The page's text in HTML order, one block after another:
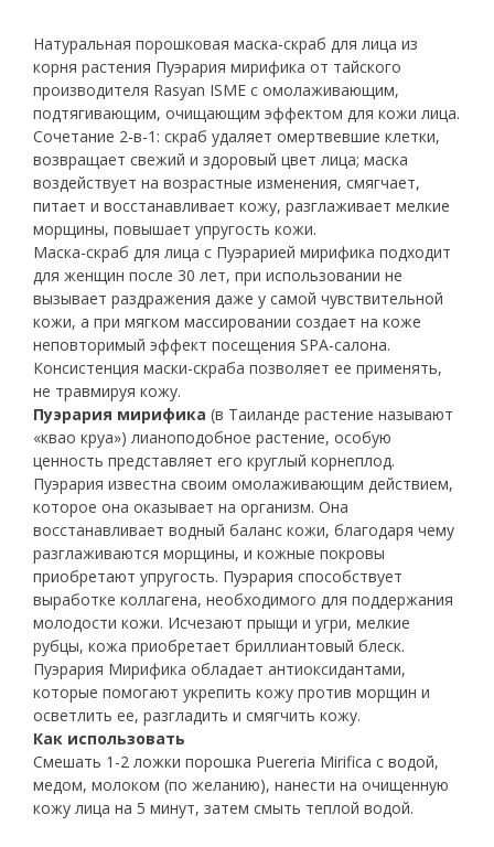
Натуральная порошковая маска-скраб для лица из
корня растения Пуэрария мирифика от тайского
производителя Rasyan ISME с омолаживающим,
подтягивающим, очищающим эффектом для кожи лица.
Сочетание 2-в-1: скраб удаляет омертвевшие клетки,
возвращает свежий и здоровый цвет лица; маска
воздействует на возрастные изменения, смягчает,
питает и восстанавливает кожу, разглаживает мелкие
морщины, повышает упругость кожи.
Маска-скраб для лица с Пуэрарией мирифика подходит
для женщин после 30 лет, при использовании не
вызывает раздражения даже у самой чувствительной
кожи, а при мягком массировании создает на коже
неповторимый эффект посещения SPA-салона.
Консистенция маски-скраба позволяет ее применять,
не травмируя кожу.
Пуэрария мирифика (в Таиланде растение называют
«квао круа») лианоподобное растение, особую
ценность представляет его круглый корнеплод.
Пуэрария известна своим омолаживающим действием,
которое она оказывает на организм. Она
восстанавливает водный баланс кожи, благодаря чему
разглаживаются морщины, и кожные покровы
приобретают упругость. Пуэрария способствует
выработке коллагена, необходимого для поддержания
молодости кожи. Исчезают прыщи и угри, мелкие
рубцы, кожа приобретает бриллиантовый блеск.
Пуэрария Мирифика обладает антиоксидантами,
которые помогают укрепить кожу против морщин и
осветлить ее, разгладить и смягчить кожу.
Как использовать
Смешать 1-2 ложки порошка Puereria Mirifica с водой,
медом, молоком (по желанию), нанести на очищенную
кожу лица на 5 минут, затем смыть теплой водой.